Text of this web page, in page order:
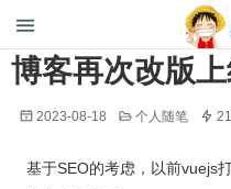
博客再次改版
2023-08-18 个人随笔
基于SEO的考虑，以前vuejs